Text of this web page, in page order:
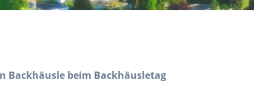
Backhäusle beim Backhäusletag